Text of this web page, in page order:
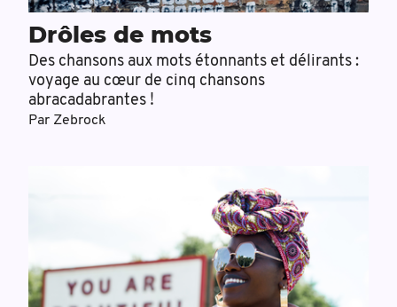
Drôles de mots
Des chansons aux mots étonnants et délirants :
voyage au cœur de cinq chansons
abracadabrantes !
Par Zebrock